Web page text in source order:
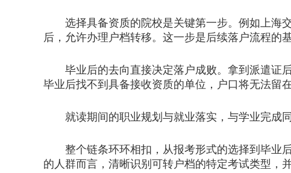
选择具备资质的院校是关键第一步。例如上海交
后，允许办理户档转移。这一步是后续落户流程的
毕业后的去向直接决定落户成败。拿到派遣证后
毕业后找不到具备接收资质的单位，户口将无法留
就读期间的职业规划与就业落实，与学业完成同
整个链条环环相扣，从报考形式的选择到毕业
的人群而言，清晰识别可转户档的特定考试类型，